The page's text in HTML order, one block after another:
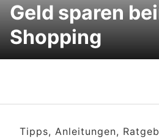
Geld sparen
Shopping
Tipps, Anleitungen,